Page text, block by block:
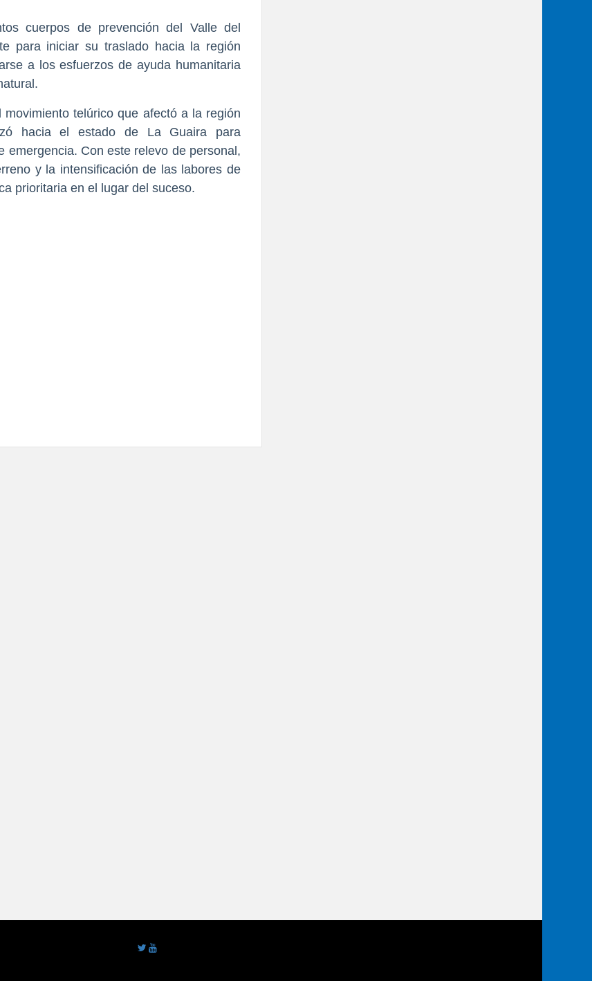
cuerpos de prevención del Valle del
para iniciar su traslado hacia la región
a los esfuerzos de ayuda humanitaria
telúrico que afectó a la región
hacia el estado de La Guaira para
emergencia. Con este relevo de personal,
y la intensificación de las labores de
prioritaria en el lugar del suceso.